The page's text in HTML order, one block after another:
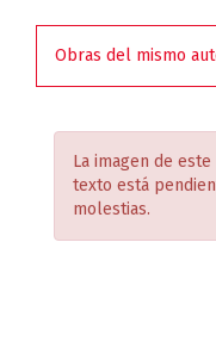
Obras del mismo
La imagen de
texto está
molestias.